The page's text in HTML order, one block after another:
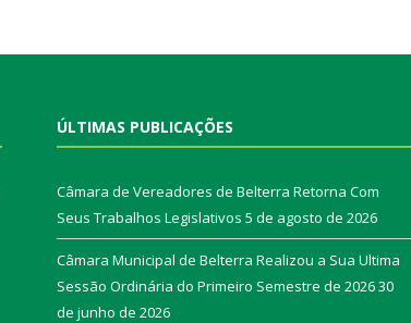
ÚLTIMAS PUBLICAÇÕES
Câmara de Vereadores de Belterra Retorna Com
Seus Trabalhos Legislativos 5 de agosto de 2026
Câmara Municipal de Belterra Realizou a Sua Ultima
Sessão Ordinária do Primeiro Semestre de 202630
de junho de 2026